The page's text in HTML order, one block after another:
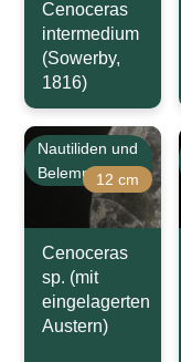
Cenoceras
intermedium
(Sowerby,
1816)
Nautiliden und
Belemniten12 cm
Cenoceras
sp. (mit
eingelagerten
Austern)